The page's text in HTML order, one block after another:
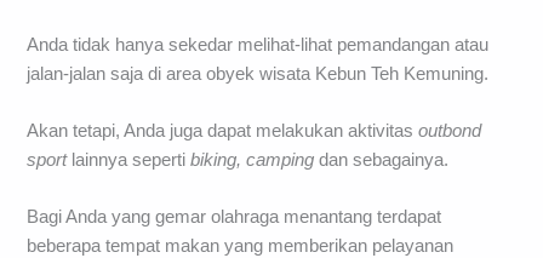
Anda tidak hanya sekedar melihat-lihat pemandangan atau
jalan-jalan saja di area obyek wisata Kebun Teh Kemuning.
Akan tetapi, Anda juga dapat melakukan aktivitasoutbond
sportlainnya sepertibiking, camping dan sebagainya.
Bagi Anda yang gemar olahraga menantang terdapat
beberapa tempat makan yang memberikan pelayanan